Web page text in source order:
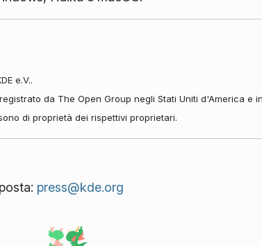
e.V..
da The Open Group negli Stati Uniti d'America e
di proprietà dei rispettivi proprietari.
press@kde.org